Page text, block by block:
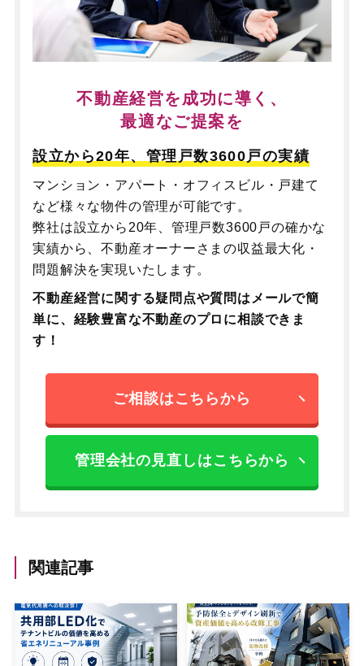
不動産経営を成功に導く、
最適なご提案を
設立から20年、管理戸数3600戸の実績
マンション・アパート・オフィスビル・戸建て
など様々な物件の管理が可能です。
弊社は設立から20年、管理戸数3600戸の確かな
実績から、不動産オーナーさまの収益最大化・
問題解決を実現いたします。
不動産経営に関する疑問点や質問はメールで簡
単に、 経験豊富な不動産のプロに相談できま
す！
ご相談はこちらから
管理会社の見直しはこちらから
関連記事